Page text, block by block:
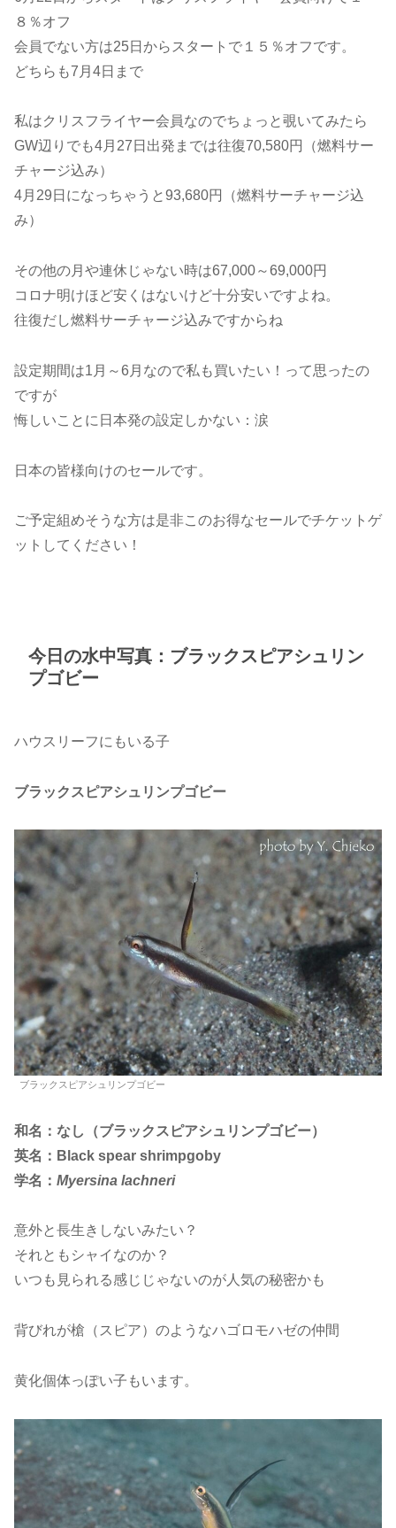
８％オフ
会員でない方は25日からスタートで１５％オフです。
どちらも7月4日まで
私はクリスフライヤー会員なのでちょっと覗いてみたら
GW辺りでも4月27日出発までは往復70,580円（燃料サー
チャージ込み）
4月29日になっちゃうと93,680円（燃料サーチャージ込
み）
その他の月や連休じゃない時は67,000～69,000円
コロナ明けほど安くはないけど十分安いですよね。
往復だし燃料サーチャージ込みですからね
設定期間は1月～6月なので私も買いたい！って思ったの
ですが
悔しいことに日本発の設定しかない：涙
日本の皆様向けのセールです。
ご予定組めそうな方は是非このお得なセールでチケットゲ
ットしてください！
今日の水中写真：ブラックスピアシュリン
プゴビー
ハウスリーフにもいる子
ブラックスピアシュリンプゴビー
ブラックスピアシュリンプゴビー
和名：なし（ブラックスピアシュリンプゴビー）
英名：Black spear shrimpgoby
学名： Myersina lachneri
意外と長生きしないみたい？
それともシャイなのか？
いつも見られる感じじゃないのが人気の秘密かも
背びれが槍（スピア）のようなハゴロモハゼの仲間
黄化個体っぽい子もいます。